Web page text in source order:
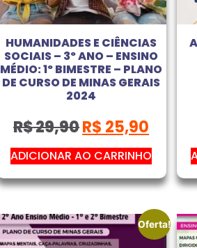
HUMANIDADES E CIÊNCIAS
SOCIAIS – 3º ANO – ENSINO
MÉDIO: 1º BIMESTRE – PLANO
DE CURSO DE MINAS GERAIS
2024
R$29,90R$ 25,90
ADICIONAR AO CARRINHO
Oferta!